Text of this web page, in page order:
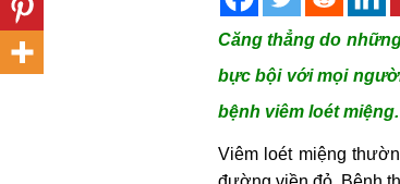
Căng thẳng do
bực bội với mọi
bệnh viêm loét miệng.
Viêm loét miệng